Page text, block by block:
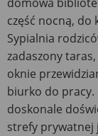
część nocną,
Sypialnia
zadaszony
oknie
biurko do pracy.
doskonale
strefy prywatnej